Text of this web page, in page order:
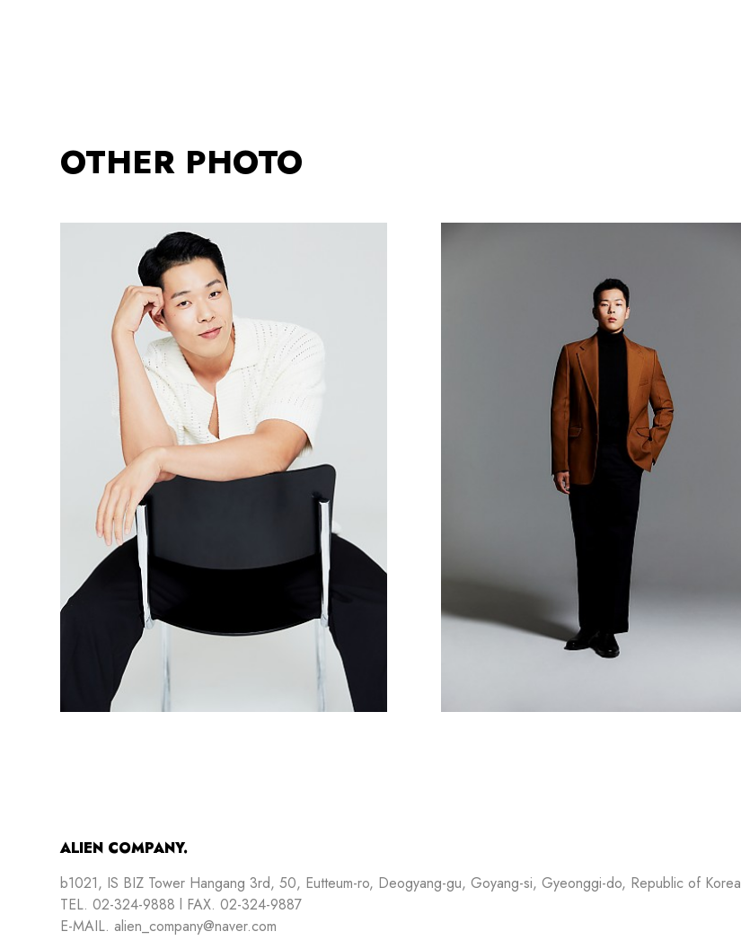
OTHER PHOTO
ALIEN COMPANY.
b1021, IS BIZ Tower Hangang 3rd, 50, Eutteum-ro, Deogyang-gu, Goyang-si, Gyeonggi-do, Republic of Korea
TEL. 02-324-9888 l FAX. 02-324-9887
E-MAIL. alien_company@naver.com